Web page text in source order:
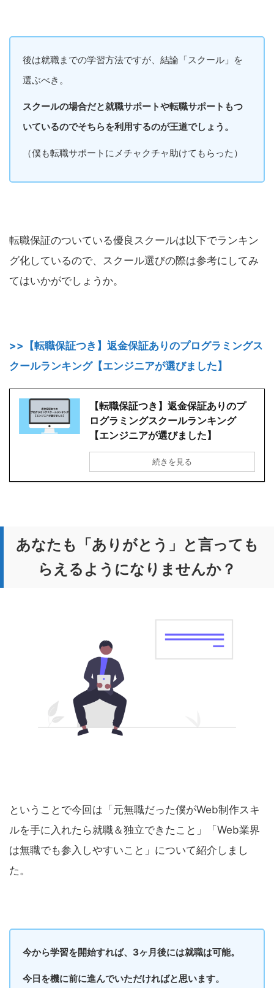
後は就職までの学習方法ですが、結論「スクール」を
選ぶべき。
スクールの場合だと就職サポートや転職サポートもつ
いているのでそちらを利用するのが王道でしょう。
（僕も転職サポートにメチャクチャ助けてもらった）
転職保証のついている優良スクールは以下でランキン
グ化しているので、スクール選びの際は参考にしてみ
てはいかがでしょうか。
>>【転職保証つき】返金保証ありのプログラミングス
クールランキング【エンジニアが選びました】
【転職保証つき】返金保証ありのプ
ログラミングスクールランキング
【エンジニアが選びました】
続きを見る
あなたも「ありがとう」と言っても
らえるようになりませんか？
ということで今回は「元無職だった僕がWeb制作スキ
ルを手に入れたら就職＆独立できたこと」「Web業界
は無職でも参入しやすいこと」について紹介しまし
た。
今から学習を開始すれば、3ヶ月後には就職は可能。
今日を機に前に進んでいただければと思います。